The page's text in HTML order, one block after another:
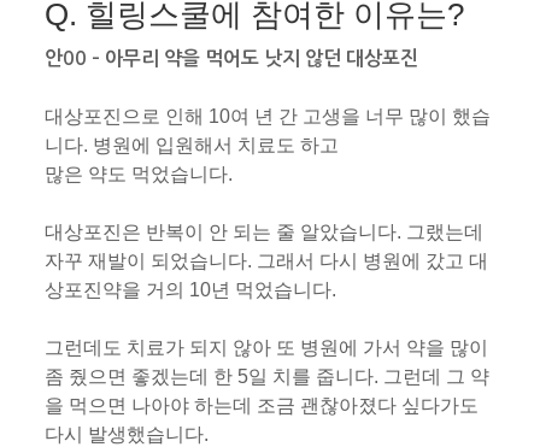
Q. 힐링스쿨에 참여한 이유는?
안00 – 아무리 약을 먹어도 낫지 않던 대상포진
대상포진으로 인해 10여 년 간 고생을 너무 많이 했습
니다. 병원에 입원해서 치료도 하고
많은 약도 먹었습니다.
대상포진은 반복이 안 되는 줄 알았습니다. 그랬는데
자꾸 재발이 되었습니다. 그래서 다시 병원에 갔고 대
상포진약을 거의 10년 먹었습니다.
그런데도 치료가 되지 않아 또 병원에 가서 약을 많이
좀 줬으면 좋겠는데 한 5일 치를 줍니다. 그런데 그 약
을 먹으면 나아야 하는데 조금 괜찮아졌다 싶다가도
다시 발생했습니다.